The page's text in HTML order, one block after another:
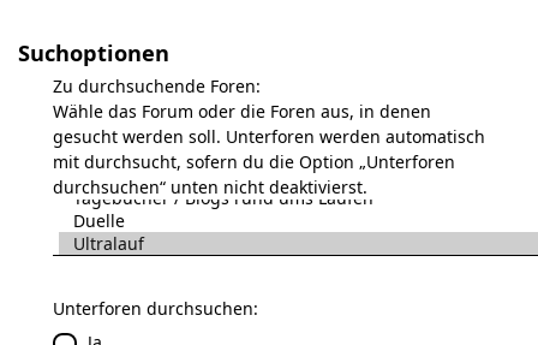
Suchoptionen
Zu durchsuchende Foren:
Wähle das Forum oder die Foren aus, in denen
gesucht werden soll. Unterforen werden automatisch
mit durchsucht, sofern du die Option „Unterforen
durchsuchen“ unten nicht deaktivierst.
Unterforen durchsuchen: